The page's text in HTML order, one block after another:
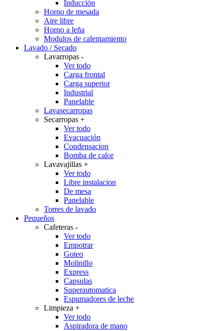
Inducción
Horno de mesada
Aire libre
Horno a leña
Modulos de calentamiento
Lavado / Secado
Lavarropas -
Ver todo
Carga frontal
Carga superior
Industrial
Panelable
Lavasecarropas
Secarropas +
Ver todo
Evacuación
Condensacion
Bomba de calor
Lavavajillas +
Ver todo
Libre instalacion
De mesa
Panelable
Torres de lavado
Pequeños
Cafeteras -
Ver todo
Empotrar
Goteo
Molinillo
Express
Capsulas
Superautomatica
Espumadores de leche
Limpieza +
Ver todo
Aspiradora de mano